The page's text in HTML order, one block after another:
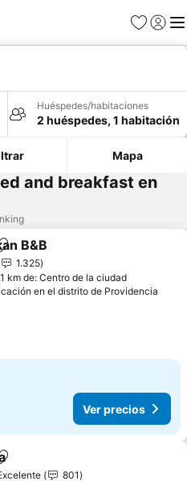
Favoritos
Iniciar
Huéspedes/habitaciones
2 huéspedes, 1 habitación
Mapa
and breakfast en
a favoritos
B&B
1.325
km de: Centro de la ciudad
en el distrito de Providencia
Ver precios
a favoritos
801